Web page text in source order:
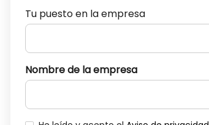
Tu puesto en la empresa
Nombre de la empresa